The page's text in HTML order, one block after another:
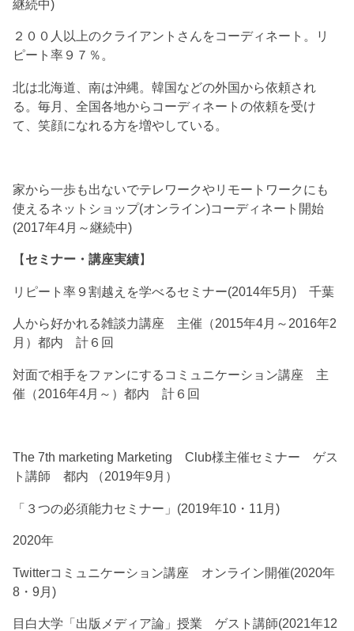
継続中)
２００人以上のクライアントさんをコーディネート。リ
ピート率９７％。
北は北海道、南は沖縄。韓国などの外国から依頼され
る。毎月、全国各地からコーディネートの依頼を受け
て、笑顔になれる方を増やしている。
家から一歩も出ないでテレワークやリモートワークにも
使えるネットショップ(オンライン)コーディネート開始
(2017年4月～継続中)
【セミナー・講座実績】
リピート率９割越えを学べるセミナー(2014年5月) 千葉
人から好かれる雑談力講座 主催（2015年4月～2016年2
月）都内 計６回
対面で相手をファンにするコミュニケーション講座 主
催（2016年4月～）都内 計６回
The 7th marketing Marketing Club様主催セミナー ゲス
ト講師 都内 （2019年9月）
「３つの必須能力セミナー」(2019年10・11月)
2020年
Twitterコミュニケーション講座 オンライン開催(2020年
8・9月)
目白大学「出版メディア論」授業 ゲスト講師(2021年12